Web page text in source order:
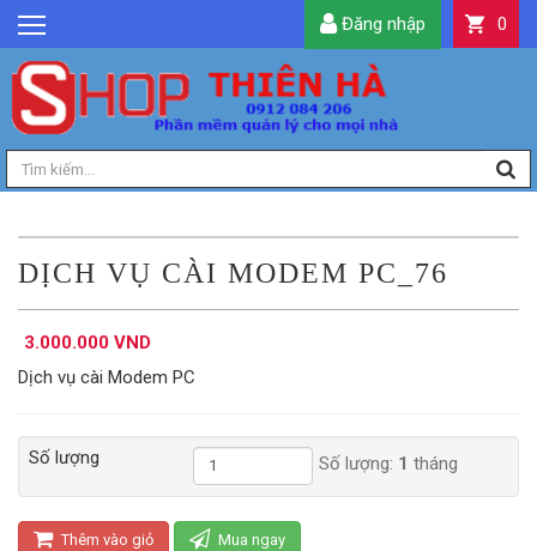
GIỚI THIỆU
TIN TỨC
SẢN PHẨM
DỊCH VỤ
LIÊN HỆ
TIỆN ÍCH
QUẢN LÝ
0
Đăng nhập
DỊCH VỤ CÀI MODEM PC_76
3.000.000 VND
Dịch vụ cài Modem PC
Số lượng Số lượng: 1 tháng
Thêm vào giỏ Mua ngay